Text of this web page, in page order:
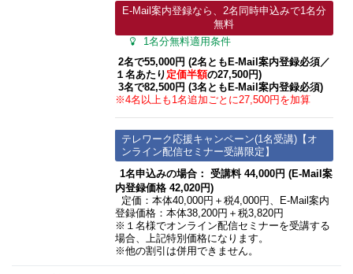
E-Mail案内登録なら、2名同時申込みで1名分
無料
1名分無料適用条件
2名で55,000円 (2名ともE-Mail案内登録必須​／
１名あたり 定価半額の27,500円)
3名で82,500円 (3名ともE-Mail案内登録必須​)
※4名以上も1名追加ごとに27,500円を加算
テレワーク応援キャンペーン(1名受講)【オ
ンライン配信セミナー受講限定】
1名申込みの場合： 受講料 44,000円 (E-Mail案
内登録価格 42,020円)
定価：本体40,000円＋税4,000円、E-Mail案内
登録価格：本体38,200円＋税3,820円
※１名様でオンライン配信セミナーを受講する
場合、上記特別価格になります。
※他の割引は併用できません。